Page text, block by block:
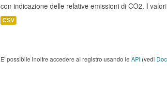
con indicazione delle relative emissioni di CO2. I
CSV
E' possibile inoltre accedere al registro usando le API (vedi